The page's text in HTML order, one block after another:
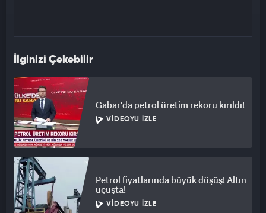
İlginizi Çekebilir
Gabar'da petrol üretim rekoru kırıldı!
VIDEOYU İZLE
Petrol fiyatlarında büyük düşüş! Altın
uçuşta!
VIDEOYU İZLE